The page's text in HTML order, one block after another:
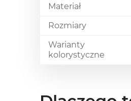
Materiał
Rozmiary
Warianty
kolorystyczne